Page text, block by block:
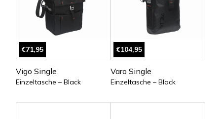
€71,95
Vigo Single
Einzeltasche – Black
€104,95
Varo Single
Einzeltasche – Black